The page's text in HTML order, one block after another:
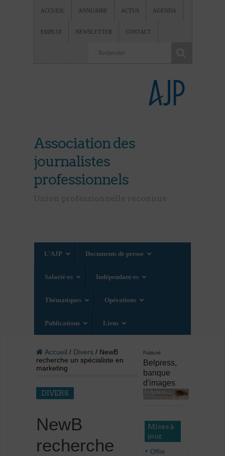
ACCUEIL ANNUAIRE ACTUS AGENDA
EMPLOI NEWSLETTER CONTACT
Association des
journalistes
professionnels
L’AJP Documents de presse
Salarié·es Indépendant·es
Thématiques Opérations
Publications Liens
Accueil / Divers/ NewB
recherche un spécialiste en
marketing
DIVERS
NewB
recherche
Publicité
Belpress,
banque
d'images
Mises à
jour
Offre